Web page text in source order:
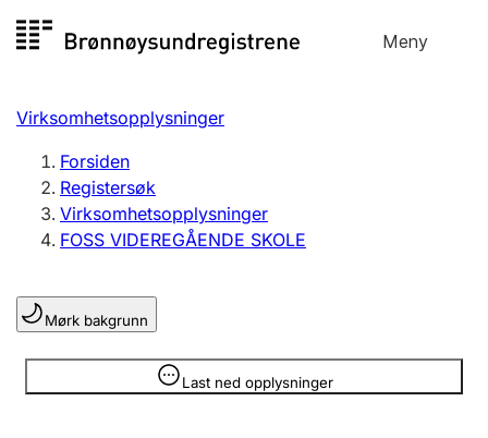
til
Meny
Registersøk
Aksjeselskap
Enkeltpersonforetak
Registrere, endre, slette
Lag og forening
Registrere, endre, slette
Virksomhetsopplysninger
Forsiden
Registersøk
Virksomhetsopplysninger
FOSS VIDEREGÅENDE SKOLE
Mørk bakgrunn
Last ned opplysninger
Opplysninger er skjult